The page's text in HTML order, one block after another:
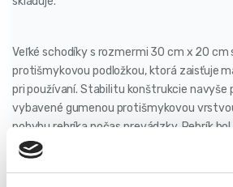
Veľké schodíky s rozmermi 30 cm x 20 cm
protišmykovou podložkou, ktorá zaisťuje
pri používaní. Stabilitu konštrukcie navyše
vybavené gumenou protišmykovou
pohybu rebríka počas prevádzky. Rebrík
na funkčnosť – zložené rozmery sú len